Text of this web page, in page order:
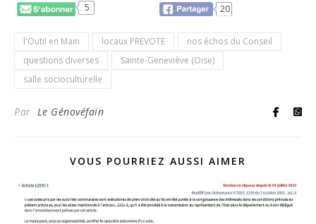
5 20
l'Outil en Main locaux PREVOTE
nos échos du Conseil
questions diverses
Sainte-Geneviève (Oise)
salle socioculturelle
Par Le Génovéfain
VOUS POURRIEZ AUSSI AIMER